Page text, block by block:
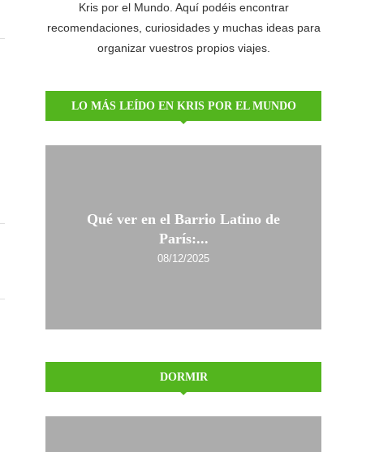
Kris por el Mundo. Aquí podéis encontrar
recomendaciones, curiosidades y muchas ideas para
organizar vuestros propios viajes.
LO MÁS LEÍDO EN KRIS POR EL MUNDO
Qué ver en el Barrio Latino de
París:...
08/12/2025
DORMIR